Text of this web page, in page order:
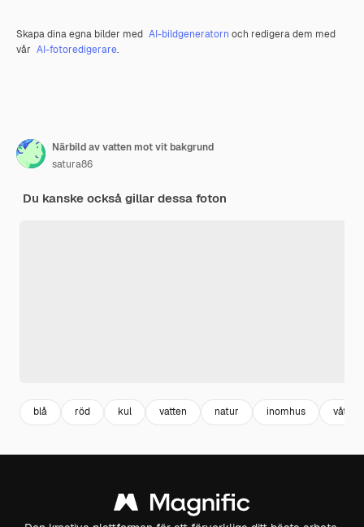
Skapa dina egna bilder med AI-bildgeneratorn och redigera dem med
vår AI-fotoredigerare.
Närbild av vatten mot vit bakgrund
satura86
Du kanske också gillar dessa foton
blå röd kul vatten natur inomhus våt